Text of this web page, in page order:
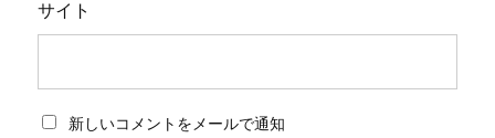
サイト
新しいコメントをメールで通知